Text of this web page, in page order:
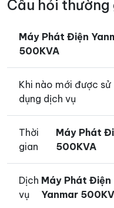
Câu hỏi thường
Máy Phát Điện
500KVA
Khi nào mới được sử
dụng dịch vụ
Thời
gian
Máy Phát
500KVA
Dịch
vụ
Máy Phát Điện
Yanmar